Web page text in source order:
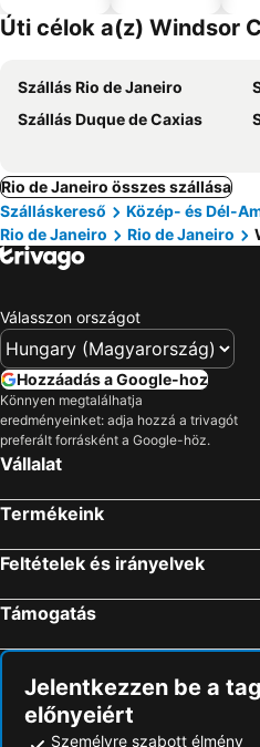
Úti célok a(z) Windsor
Szállás Rio de Janeiro
Szállás Duque de Caxias
Rio de Janeiro összes szállása
Szálláskereső
Közép- és Dél-
Rio de Janeiro
Rio de Janeiro
Válasszon országot
Hozzáadás a Google-hoz
Könnyen megtalálhatja
eredményeinket: adja hozzá a trivagót
preferált forrásként a Google-höz.
Vállalat
Termékeink
Feltételek és irányelvek
Támogatás
Jelentkezzen be a
előnyeiért
Személyre szabott élmény